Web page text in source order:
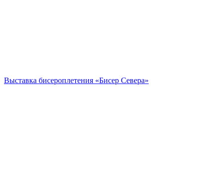
Выставка бисероплетения «Бисер Севера»